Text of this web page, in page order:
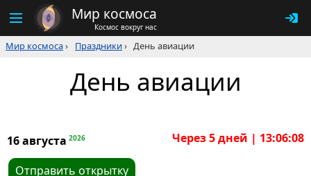
Мир космоса
Космос вокруг нас
Мир космоса› Праздники› День авиации
День авиации
16 августа 2026 Через 5 дней | 13:06:08
Отправить открытку